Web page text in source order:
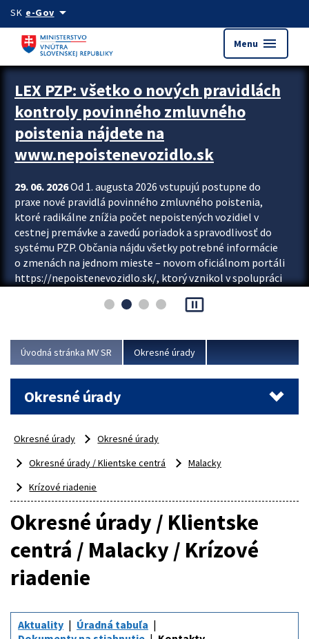
Preskocit na hlavný obsah
SK e-Govarrow_drop_down
Menu menu
Zastavit automatický posun upútavok
LEX PZP: všetko o nových pravidlách
kontroly povinného zmluvného
poistenia nájdete na
www.nepoistenevozidlo.sk
29. 06. 2026Od 1. augusta 2026 vstupujú postupne do
praxe nové pravidlá povinného zmluvného poistenia,
ktoré radikálne znížia počet nepoistených vozidiel v
cestnej premávke a zavedú poriadok a spravodlivosť do
systému PZP. Občania nájdu všetky potrebné informácie
o zmenách na jednom mieste – novom oficiálnom portáli
https://nepoistenevozidlo.sk/, ktorý vznikol v spolupráci
asociácie poisťovní (SLASPO) a Ministerstva vnútra SR.
Viac
pause_presentation
Úvodná stránka MV SR Okresné úrady
Okresné úrady
Okresné úrady
Okresné úrady
Okresné úrady / Klientske centrá
Malacky
Krízové riadenie
Okresné úrady / Klientske
centrá / Malacky / Krízové
riadenie
Aktuality
Úradná tabuľa